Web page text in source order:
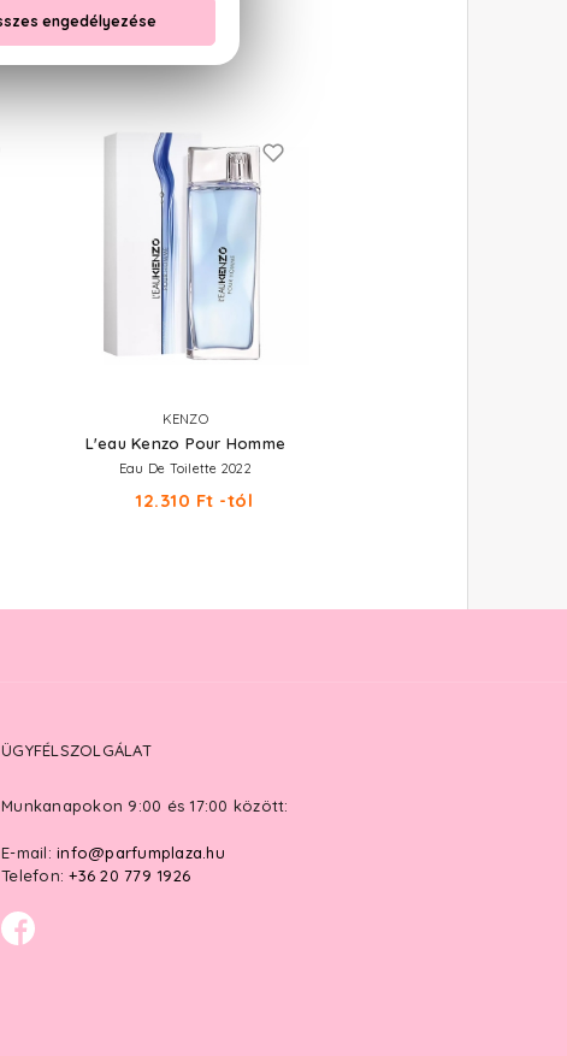
KENZO
L'eau Kenzo Pour Homme
Eau De Toilette 2022
12.310 Ft -tól
ÜGYFÉLSZOLGÁLAT
Munkanapokon 9:00 és 17:00 között:
E-mail: info@parfumplaza.hu
Telefon: +36 20 779 1926